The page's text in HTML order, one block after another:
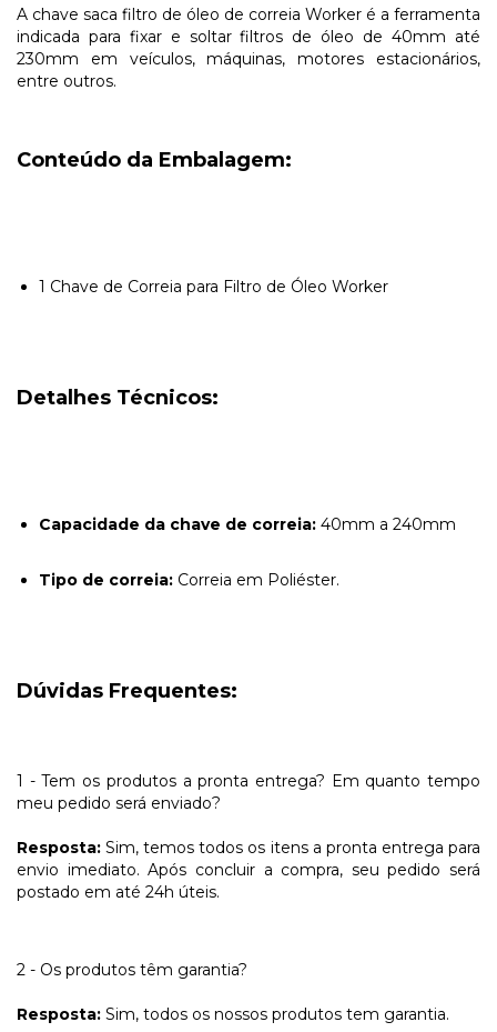
A chave saca filtro de óleo de correia Worker é a ferramenta
indicada para fixar e soltar filtros de óleo de 40mm até
230mm em veículos, máquinas, motores estacionários,
entre outros.
Conteúdo da Embalagem:
1 Chave de Correia para Filtro de Óleo Worker
Detalhes Técnicos:
Capacidade da chave de correia: 40mm a 240mm
Tipo de correia: Correia em Poliéster.
Dúvidas Frequentes:
1 - Tem os produtos a pronta entrega? Em quanto tempo
meu pedido será enviado?
Resposta: Sim, temos todos os itens a pronta entrega para
envio imediato. Após concluir a compra, seu pedido será
postado em até 24h úteis.
2 - Os produtos têm garantia?
Resposta: Sim, todos os nossos produtos tem garantia.